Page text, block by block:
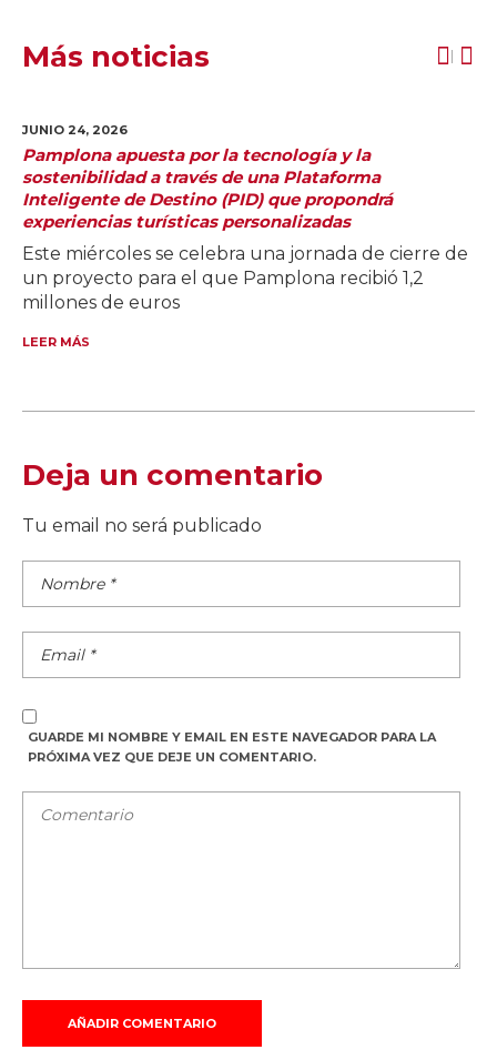
Más noticias
JUNIO 24, 2026
Pamplona apuesta por la tecnología y la
sostenibilidad a través de una Plataforma
Inteligente de Destino (PID) que propondrá
experiencias turísticas personalizadas
Este miércoles se celebra una jornada de cierre de
un proyecto para el que Pamplona recibió 1,2
millones de euros
LEER MÁS
Deja un comentario
Tu email no será publicado
GUARDE MI NOMBRE Y EMAIL EN ESTE NAVEGADOR PARA LA
PRÓXIMA VEZ QUE DEJE UN COMENTARIO.